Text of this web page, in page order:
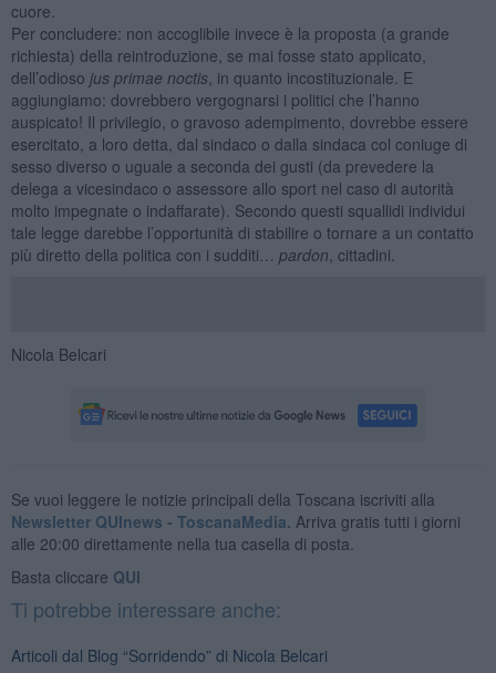
cuore.
Per concludere: non accoglibile invece è la proposta (a grande
richiesta) della reintroduzione, se mai fosse stato applicato,
dell’odioso jus primae noctis, in quanto incostituzionale. E
aggiungiamo: dovrebbero vergognarsi i politici che l’hanno
auspicato! Il privilegio, o gravoso adempimento, dovrebbe essere
esercitato, a loro detta, dal sindaco o dalla sindaca col coniuge di
sesso diverso o uguale a seconda dei gusti (da prevedere la
delega a vicesindaco o assessore allo sport nel caso di autorità
molto impegnate o indaffarate). Secondo questi squallidi individui
tale legge darebbe l’opportunità di stabilire o tornare a un contatto
più diretto della politica con i sudditi… pardon , cittadini.
Nicola Belcari
Se vuoi leggere le notizie principali della Toscana iscriviti alla
Newsletter QUInews - ToscanaMedia. Arriva gratis tutti i giorni
alle 20:00 direttamente nella tua casella di posta.
Basta cliccare QUI
Ti potrebbe interessare anche:
Articoli dal Blog “Sorridendo” di Nicola Belcari